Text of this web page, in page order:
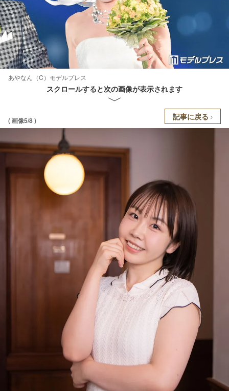
あやなん（C）モデルプレス
スクロールすると次の画像が表示されます
( 画像5/8 ) 記事に戻る